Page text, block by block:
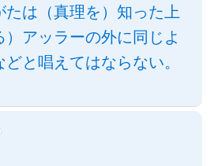
たは（真理を）知った上
アッラーの外に同じよ
と唱えてはならない。